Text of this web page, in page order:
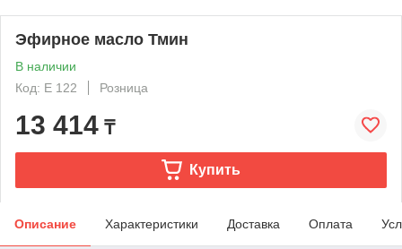
Эфирное масло Тмин
В наличии
Код: E 122
Розница
13 414 ₸
Купить
Описание Характеристики Доставка Оплата